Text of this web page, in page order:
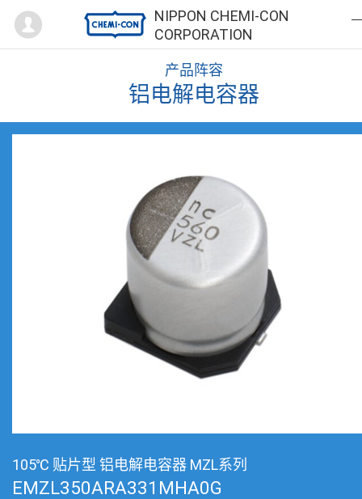
NIPPON CHEMI-CON
CORPORATION
Mypage
产品阵容
铝电解电容器
105℃ 贴片型 铝电解电容器 MZL系列
EMZL350ARA331MHA0G